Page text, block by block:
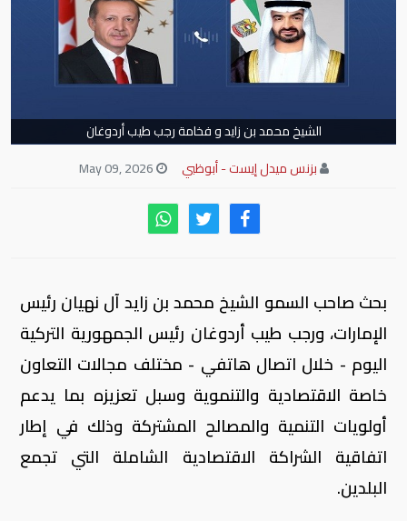
الشيخ محمد بن زايد و فخامة رجب طيب أردوغان
بزنس ميدل إيست - أبوظبي
بحث صاحب السمو الشيخ محمد بن زايد آل نهيان رئيس
الإمارات، ورجب طيب أردوغان رئيس الجمهورية التركية
اليوم - خلال اتصال هاتفي - مختلف مجالات التعاون
خاصة الاقتصادية والتنموية وسبل تعزيزه بما يدعم
أولويات التنمية والمصالح المشتركة وذلك في إطار
اتفاقية الشراكة الاقتصادية الشاملة التي تجمع
البلدين.